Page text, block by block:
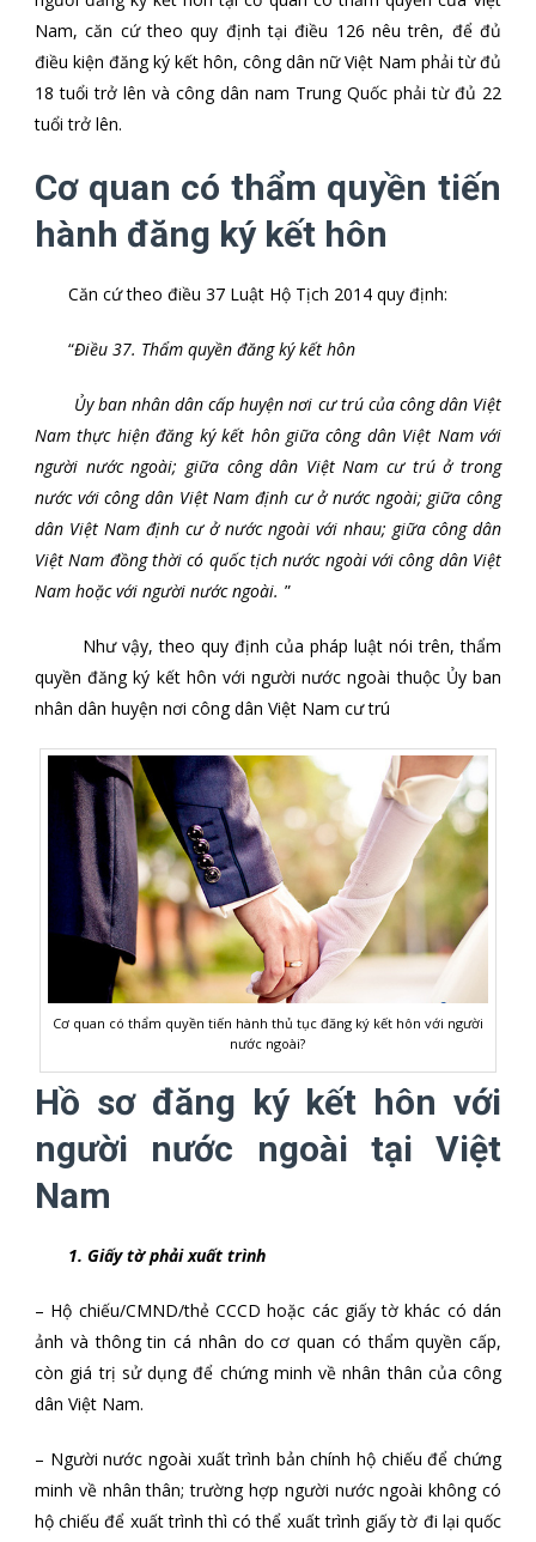
Nam, căn cứ theo quy định tại điều 126 nêu trên, để đủ
điều kiện đăng ký kết hôn, công dân nữ Việt Nam phải từ đủ
18 tuổi trở lên và công dân nam Trung Quốc phải từ đủ 22
tuổi trở lên.
Cơ quan có thẩm quyền tiến
hành đăng ký kết hôn
Căn cứ theo điều 37 Luật Hộ Tịch 2014 quy định:
“Điều 37. Thẩm quyền đăng ký kết hôn
Ủy ban nhân dân cấp huyện nơi cư trú của công dân Việt
Nam thực hiện đăng ký kết hôn giữa công dân Việt Nam với
người nước ngoài; giữa công dân Việt Nam cư trú ở trong
nước với công dân Việt Nam định cư ở nước ngoài; giữa công
dân Việt Nam định cư ở nước ngoài với nhau; giữa công dân
Việt Nam đồng thời có quốc tịch nước ngoài với công dân Việt
Nam hoặc với người nước ngoài. ”
Như vậy, theo quy định của pháp luật nói trên, thẩm
quyền đăng ký kết hôn với người nước ngoài thuộc Ủy ban
nhân dân huyện nơi công dân Việt Nam cư trú
Cơ quan có thẩm quyền tiến hành thủ tục đăng ký kết hôn với người
nước ngoài?
Hồ sơ đăng ký kết hôn với
người nước ngoài tại Việt
Nam
1. Giấy tờ phải xuất trình
– Hộ chiếu/CMND/thẻ CCCD hoặc các giấy tờ khác có dán
ảnh và thông tin cá nhân do cơ quan có thẩm quyền cấp,
còn giá trị sử dụng để chứng minh về nhân thân của công
dân Việt Nam.
– Người nước ngoài xuất trình bản chính hộ chiếu để chứng
minh về nhân thân; trường hợp người nước ngoài không có
hộ chiếu để xuất trình thì có thể xuất trình giấy tờ đi lại quốc